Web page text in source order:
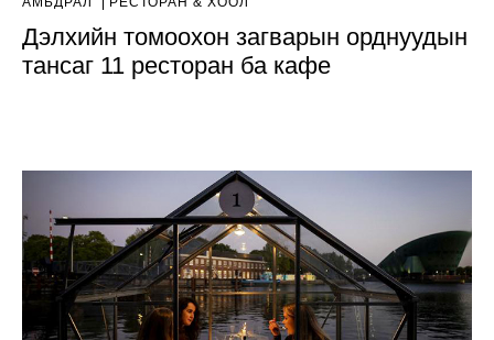
Дэлхийн томоохон загварын орднуудын
тансаг 11 ресторан ба кафе